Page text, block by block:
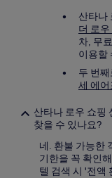
산타나
더 로
차, 무
이용할
두 번
세 에어
산타나 로우 쇼핑
찾을 수 있나요?
네. 환불 가능한
기한을 꼭 확인
텔 검색 시 '전액